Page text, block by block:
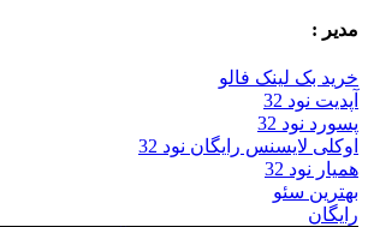
مدیر :
خرید بک لینک فالو
آپدیت نود 32
پسورد نود 32
اوکلی لایسنس رایگان نود 32
همیار نود 32
بهترین سئو
رایگان